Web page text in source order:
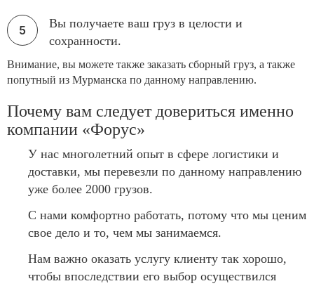
Вы получаете ваш груз в целости и
сохранности.
Внимание, вы можете также заказать сборный груз, а также
попутный из Мурманска по данному направлению.
Почему вам следует довериться именно
компании «Форус»
У нас многолетний опыт в сфере логистики и
доставки, мы перевезли по данному направлению
уже более 2000 грузов.
С нами комфортно работать, потому что мы ценим
свое дело и то, чем мы занимаемся.
Нам важно оказать услугу клиенту так хорошо,
чтобы впоследствии его выбор осуществился